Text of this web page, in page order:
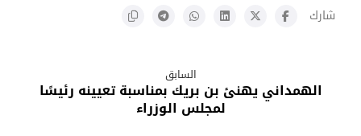
السابق
الهمداني يهنئ بن بريك بمناسبة تعيينه رئيسًا
لمجلس الوزراء